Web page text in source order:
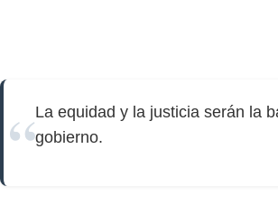
La equidad y la justicia serán la
gobierno.